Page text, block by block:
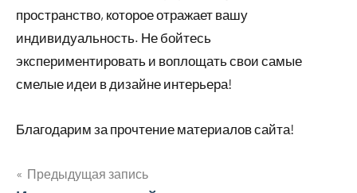
пространство, которое отражает вашу
индивидуальность. Не бойтесь
экспериментировать и воплощать свои самые
смелые идеи в дизайне интерьера!
Благодарим за прочтение материалов сайта!
Предыдущая запись